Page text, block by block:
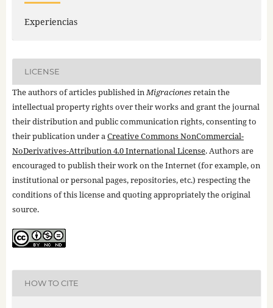
Experiencias
LICENSE
The authors of articles published inMigracionesretain the
intellectual property rights over their works and grant the journal
their distribution and public communication rights, consenting to
their publication under aCreative Commons NonCommercial-
NoDerivatives-Attribution 4.0 International License. Authors are
encouraged to publish their work on the Internet (for example, on
institutional or personal pages, repositories, etc.) respecting the
conditions of this license and quoting appropriately the original
source.
HOW TO CITE